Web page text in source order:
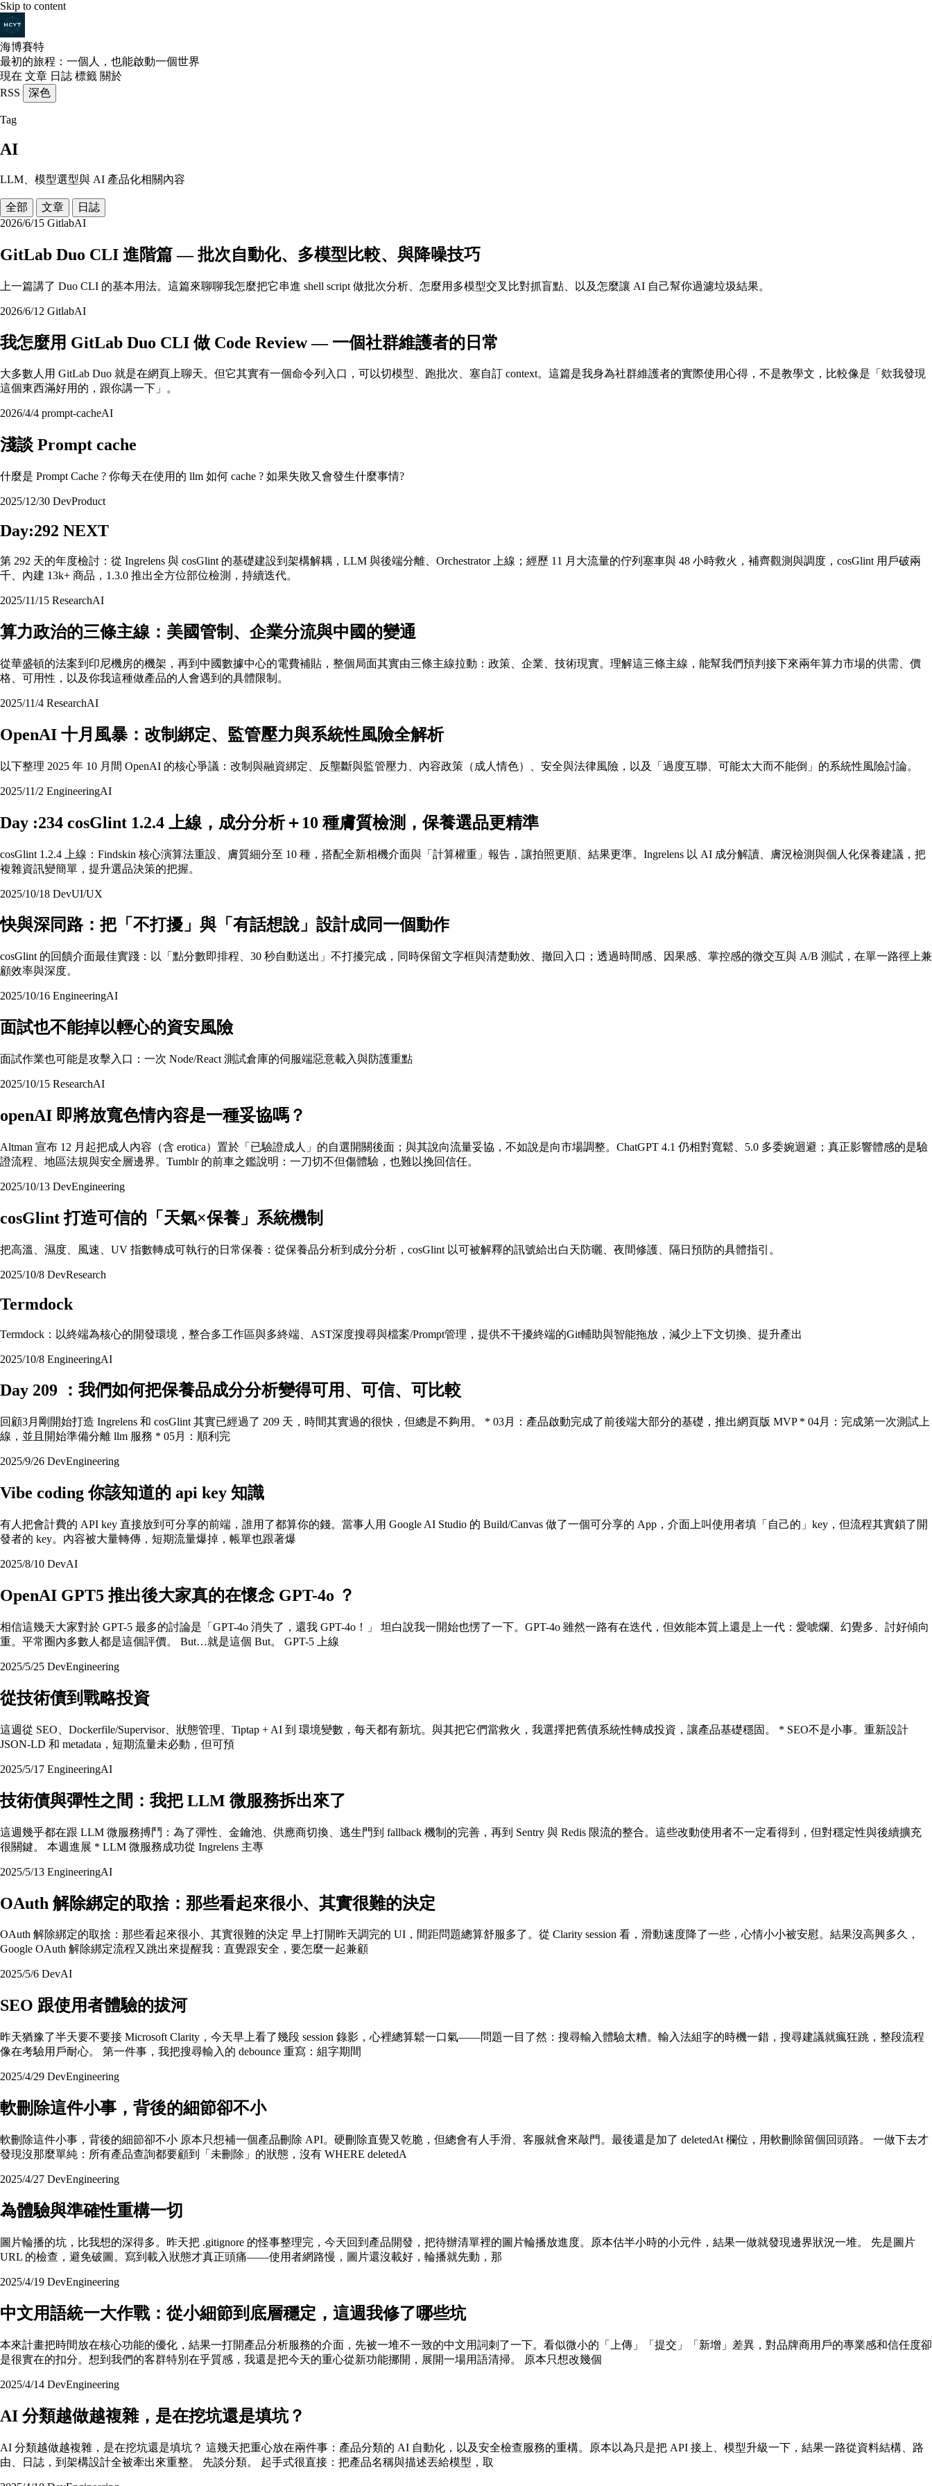
Skip to content
海博賽特
最初的旅程：一個人，也能啟動一個世界
現在 文章 日誌 標籤 關於
RSS
深色
Tag
AI
LLM、模型選型與 AI 產品化相關內容
全部 文章
日誌
2026/6/15 GitlabAI
GitLab Duo CLI 進階篇 — 批次自動化、多模型比較、與降噪技巧
上一篇講了 Duo CLI 的基本用法。這篇來聊聊我怎麼把它串進 shell script 做批次分析、怎麼用多模型交叉比對抓盲點、以及怎麼讓 AI 自己幫你過濾垃圾結果。
2026/6/12 GitlabAI
我怎麼用 GitLab Duo CLI 做 Code Review — 一個社群維護者的日常
大多數人用 GitLab Duo 就是在網頁上聊天。但它其實有一個命令列入口，可以切模型、跑批次、塞自訂 context。這篇是我身為社群維護者的實際使用心得，不是教學文，比較像是「欸我發現
這個東西滿好用的，跟你講一下」。
2026/4/4 prompt-cacheAI
淺談 Prompt cache
什麼是 Prompt Cache ? 你每天在使用的 llm 如何 cache ? 如果失敗又會發生什麼事情?
2025/12/30 DevProduct
Day:292 NEXT
第 292 天的年度檢討：從 Ingrelens 與 cosGlint 的基礎建設到架構解耦，LLM 與後端分離、Orchestrator 上線；經歷 11 月大流量的佇列塞車與 48 小時救火，補齊觀測與調度，cosGlint 用戶破兩
千、內建 13k+ 商品，1.3.0 推出全方位部位檢測，持續迭代。
2025/11/15 ResearchAI
算力政治的三條主線：美國管制、企業分流與中國的變通
從華盛頓的法案到印尼機房的機架，再到中國數據中心的電費補貼，整個局面其實由三條主線拉動：政策、企業、技術現實。理解這三條主線，能幫我們預判接下來兩年算力市場的供需、價
格、可用性，以及你我這種做產品的人會遇到的具體限制。
2025/11/4 ResearchAI
OpenAI 十月風暴：改制綁定、監管壓力與系統性風險全解析
以下整理 2025 年 10 月間 OpenAI 的核心爭議：改制與融資綁定、反壟斷與監管壓力、內容政策（成人情色）、安全與法律風險，以及「過度互聯、可能太大而不能倒」的系統性風險討論。
2025/11/2 EngineeringAI
Day :234 cosGlint 1.2.4 上線，成分分析＋10 種膚質檢測，保養選品更精準
cosGlint 1.2.4 上線：Findskin 核心演算法重設、膚質細分至 10 種，搭配全新相機介面與「計算權重」報告，讓拍照更順、結果更準。Ingrelens 以 AI 成分解讀、膚況檢測與個人化保養建議，把
複雜資訊變簡單，提升選品決策的把握。
2025/10/18 DevUI/UX
快與深同路：把「不打擾」與「有話想說」設計成同一個動作
cosGlint 的回饋介面最佳實踐：以「點分數即排程、30 秒自動送出」不打擾完成，同時保留文字框與清楚動效、撤回入口；透過時間感、因果感、掌控感的微交互與 A/B 測試，在單一路徑上兼
顧效率與深度。
2025/10/16 EngineeringAI
面試也不能掉以輕心的資安風險
面試作業也可能是攻擊入口：一次 Node/React 測試倉庫的伺服端惡意載入與防護重點
2025/10/15 ResearchAI
openAI 即將放寬色情內容是一種妥協嗎？
Altman 宣布 12 月起把成人內容（含 erotica）置於「已驗證成人」的自選開關後面；與其說向流量妥協，不如說是向市場調整。ChatGPT 4.1 仍相對寬鬆、5.0 多委婉迴避；真正影響體感的是驗
證流程、地區法規與安全層邊界。Tumblr 的前車之鑑說明：一刀切不但傷體驗，也難以挽回信任。
2025/10/13 DevEngineering
cosGlint 打造可信的「天氣×保養」系統機制
把高溫、濕度、風速、UV 指數轉成可執行的日常保養：從保養品分析到成分分析，cosGlint 以可被解釋的訊號給出白天防曬、夜間修護、隔日預防的具體指引。
2025/10/8 DevResearch
Termdock
Termdock：以終端為核心的開發環境，整合多工作區與多終端、AST深度搜尋與檔案/Prompt管理，提供不干擾終端的Git輔助與智能拖放，減少上下文切換、提升產出
2025/10/8 EngineeringAI
Day 209 ：我們如何把保養品成分分析變得可用、可信、可比較
回顧3月剛開始打造 Ingrelens 和 cosGlint 其實已經過了 209 天，時間其實過的很快，但總是不夠用。 * 03月：產品啟動完成了前後端大部分的基礎，推出網頁版 MVP * 04月：完成第一次測試上
線，並且開始準備分離 llm 服務 * 05月：順利完
2025/9/26 DevEngineering
Vibe coding 你該知道的 api key 知識
有人把會計費的 API key 直接放到可分享的前端，誰用了都算你的錢。當事人用 Google AI Studio 的 Build/Canvas 做了一個可分享的 App，介面上叫使用者填「自己的」key，但流程其實鎖了開
發者的 key。內容被大量轉傳，短期流量爆掉，帳單也跟著爆
2025/8/10 DevAI
OpenAI GPT5 推出後大家真的在懷念 GPT-4o ？
相信這幾天大家對於 GPT-5 最多的討論是「GPT-4o 消失了，還我 GPT-4o！」 坦白說我一開始也愣了一下。GPT-4o 雖然一路有在迭代，但效能本質上還是上一代：愛唬爛、幻覺多、討好傾向
重。平常圈內多數人都是這個評價。 But…就是這個 But。 GPT-5 上線
2025/5/25 DevEngineering
從技術債到戰略投資
這週從 SEO、Dockerfile/Supervisor、狀態管理、Tiptap + AI 到 環境變數，每天都有新坑。與其把它們當救火，我選擇把舊債系統性轉成投資，讓產品基礎穩固。 * SEO不是小事。重新設計
JSON‑LD 和 metadata，短期流量未必動，但可預
2025/5/17 EngineeringAI
技術債與彈性之間：我把 LLM 微服務拆出來了
這週幾乎都在跟 LLM 微服務搏鬥：為了彈性、金鑰池、供應商切換、逃生門到 fallback 機制的完善，再到 Sentry 與 Redis 限流的整合。這些改動使用者不一定看得到，但對穩定性與後續擴充
很關鍵。 本週進展 * LLM 微服務成功從 Ingrelens 主專
2025/5/13 EngineeringAI
OAuth 解除綁定的取捨：那些看起來很小、其實很難的決定
OAuth 解除綁定的取捨：那些看起來很小、其實很難的決定 早上打開昨天調完的 UI，間距問題總算舒服多了。從 Clarity session 看，滑動速度降了一些，心情小小被安慰。結果沒高興多久，
Google OAuth 解除綁定流程又跳出來提醒我：直覺跟安全，要怎麼一起兼顧
2025/5/6 DevAI
SEO 跟使用者體驗的拔河
昨天猶豫了半天要不要接 Microsoft Clarity，今天早上看了幾段 session 錄影，心裡總算鬆一口氣——問題一目了然：搜尋輸入體驗太糟。輸入法組字的時機一錯，搜尋建議就瘋狂跳，整段流程
像在考驗用戶耐心。 第一件事，我把搜尋輸入的 debounce 重寫：組字期間
2025/4/29 DevEngineering
軟刪除這件小事，背後的細節卻不小
軟刪除這件小事，背後的細節卻不小 原本只想補一個產品刪除 API。硬刪除直覺又乾脆，但總會有人手滑、客服就會來敲門。最後還是加了 deletedAt 欄位，用軟刪除留個回頭路。 一做下去才
發現沒那麼單純：所有產品查詢都要顧到「未刪除」的狀態，沒有 WHERE deletedA
2025/4/27 DevEngineering
為體驗與準確性重構一切
圖片輪播的坑，比我想的深得多。昨天把 .gitignore 的怪事整理完，今天回到產品開發，把待辦清單裡的圖片輪播放進度。原本估半小時的小元件，結果一做就發現邊界狀況一堆。 先是圖片
URL 的檢查，避免破圖。寫到載入狀態才真正頭痛——使用者網路慢，圖片還沒載好，輪播就先動，那
2025/4/19 DevEngineering
中文用語統一大作戰：從小細節到底層穩定，這週我修了哪些坑
本來計畫把時間放在核心功能的優化，結果一打開產品分析服務的介面，先被一堆不一致的中文用詞刺了一下。看似微小的「上傳」「提交」「新增」差異，對品牌商用戶的專業感和信任度卻
是很實在的扣分。想到我們的客群特別在乎質感，我還是把今天的重心從新功能挪開，展開一場用語清掃。 原本只想改幾個
2025/4/14 DevEngineering
AI 分類越做越複雜，是在挖坑還是填坑？
AI 分類越做越複雜，是在挖坑還是填坑？ 這幾天把重心放在兩件事：產品分類的 AI 自動化，以及安全檢查服務的重構。原本以為只是把 API 接上、模型升級一下，結果一路從資料結構、路
由、日誌，到架構設計全被牽出來重整。 先談分類。 起手式很直接：把產品名稱與描述丟給模型，取